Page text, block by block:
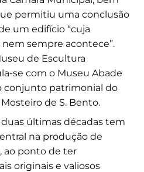
permitiu uma conclusão
um edifício “cuja
sempre acontece”.
de Escultura
se com o Museu Abade
conjunto patrimonial do
de S. Bento.
últimas décadas tem
na produção de
ao ponto de ter
originais e valiosos